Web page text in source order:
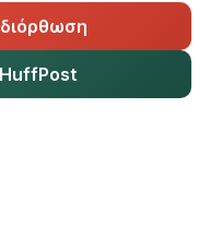
διόρθωση
HuffPost